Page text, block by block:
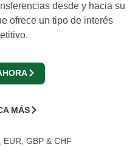
desde y hacia su
ofrece un tipo de interés
MÁS
EUR, GBP & CHF